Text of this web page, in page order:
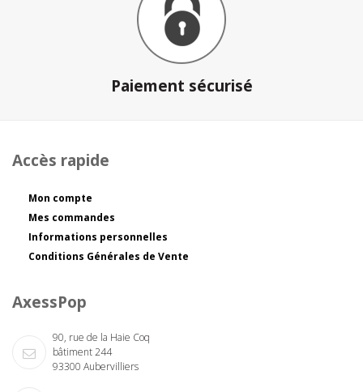
Paiement sécurisé
Accès rapide
Mon compte
Mes commandes
Informations personnelles
Conditions Générales de Vente
AxessPop
90, rue de la Haie Coq
bâtiment 244
93300 Aubervilliers